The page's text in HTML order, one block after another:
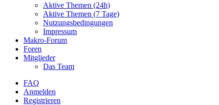
Aktive Themen (24h)
Aktive Themen (7 Tage)
Nutzungsbedingungen
Impressum
Makro-Forum
Foren
Mitglieder
Das Team
FAQ
Anmelden
Registrieren